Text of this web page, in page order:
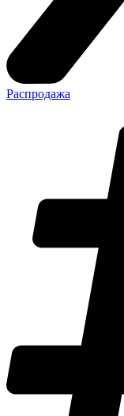
Распродажа